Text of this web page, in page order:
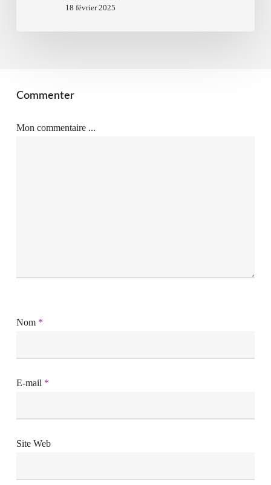
18 février 2025
Commenter
Mon commentaire ...
Nom *
E-mail *
Site Web